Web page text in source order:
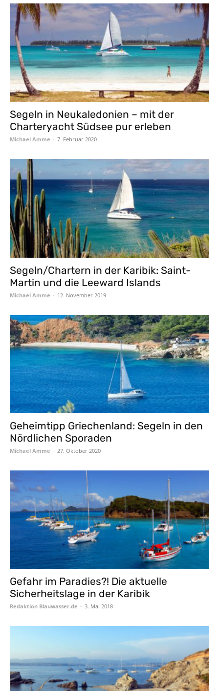
Segeln in Neukaledonien – mit der
Charteryacht Südsee pur erleben
Michael Amme - 7. Februar 2020
Segeln/Chartern in der Karibik: Saint-
Martin und die Leeward Islands
Michael Amme - 12. November 2019
Geheimtipp Griechenland: Segeln in den
Nördlichen Sporaden
Michael Amme - 27. Oktober 2020
Gefahr im Paradies?! Die aktuelle
Sicherheitslage in der Karibik
Redaktion Blauwasser.de - 3. Mai 2018